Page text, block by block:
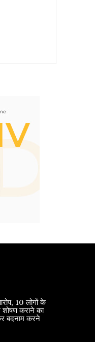
10 लोगों के
कराने का
बदनाम करने